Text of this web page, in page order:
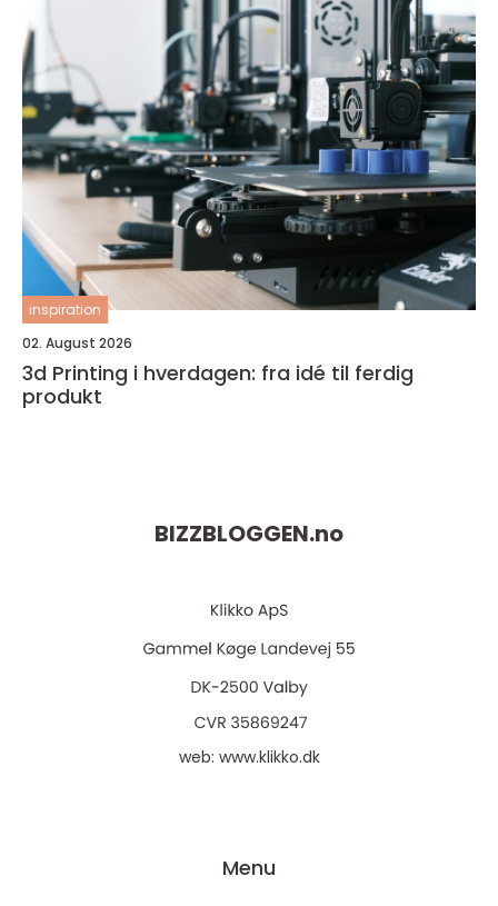
inspiration
02. August 2026
3d Printing i hverdagen: fra idé til ferdig
produkt
BIZZBLOGGEN.no
web: www.klikko.dk
Menu